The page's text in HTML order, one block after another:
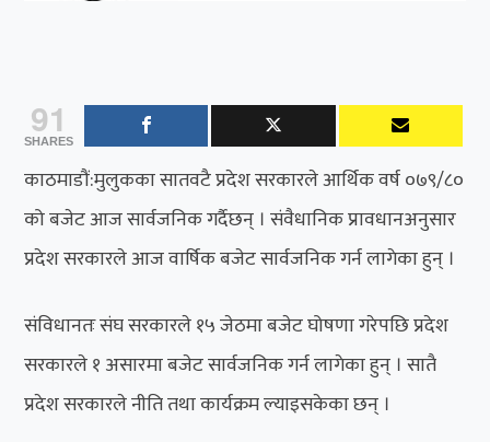
91
SHARES
काठमाडौं:मुलुकका सातवटै प्रदेश सरकारले आर्थिक वर्ष ०७९/८०
को बजेट आज सार्वजनिक गर्दैछन् । संवैधानिक प्रावधानअनुसार
प्रदेश सरकारले आज वार्षिक बजेट सार्वजनिक गर्न लागेका हुन् ।
संविधानतः संघ सरकारले १५ जेठमा बजेट घोषणा गरेपछि प्रदेश
सरकारले १ असारमा बजेट सार्वजनिक गर्न लागेका हुन् । सातै
प्रदेश सरकारले नीति तथा कार्यक्रम ल्याइसकेका छन् ।